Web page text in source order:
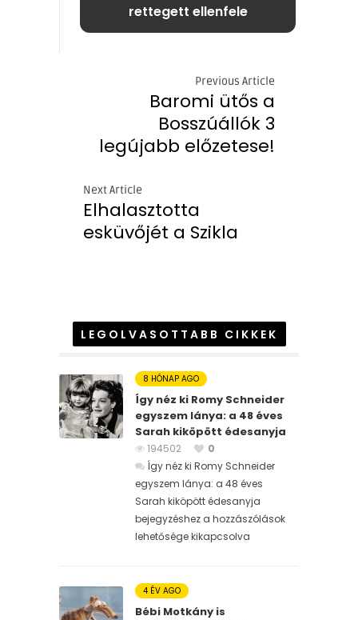
rettegett ellenfele
Previous Article
Baromi ütős a
Bosszúállók 3
legújabb előzetese!
Next Article
Elhalasztotta
esküvőjét a Szikla
LEGOLVASOTTABB CIKKEK
8 HÓNAP AGO
Így néz ki Romy Schneider
egyszem lánya: a 48 éves
Sarah kiköpött édesanyja
194502
0
Így néz ki Romy Schneider
egyszem lánya: a 48 éves
Sarah kiköpött édesanyja
bejegyzéshez a hozzászólások
lehetősége kikapcsolva
4 ÉV AGO
Bébi Motkány is